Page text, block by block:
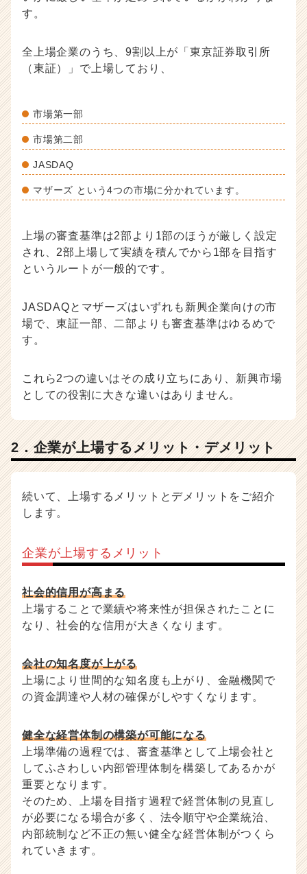
e
r）
す。
全上場企業のうち、9割以上が「東京証券取引所
（東証）」で上場しており、
市場第一部
市場第二部
JASDAQ
マザーズ という4つの市場に分かれています。
上場の審査基準は2部より1部のほうが厳しく設定
され、2部上場して実績を積んでから1部を目指す
というルートが一般的です。
JASDAQとマザーズはいずれも新興企業向けの市
場で、東証一部、二部よりも審査基準はゆるめで
す。
これら2つの違いはその成り立ちにあり、新興市場
としての役割に大きな違いはありません。
2．企業が上場するメリット・デメリット
続いて、上場するメリットとデメリットをご紹介
します。
企業が上場するメリット
社会的信用が高まる
上場することで業績や将来性が担保されたことに
なり、社会的な信用が大きくなります。
会社の知名度が上がる
上場により世間的な知名度も上がり、金融機関で
の資金調達や人材の確保がしやすくなります。
健全な経営体制の構築が可能になる
上場準備の過程では、審査基準として上場会社と
してふさわしい内部管理体制を構築してあるかが
重要となります。
そのため、上場を目指す過程で経営体制の見直し
が必要になる場合が多く、法令順守や企業統治、
内部統制など不正の無い健全な経営体制がつくら
れていきます。